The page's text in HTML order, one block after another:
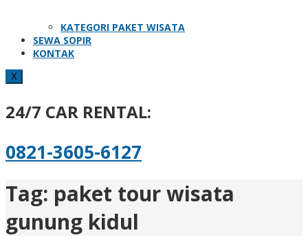
KATEGORI PAKET WISATA
SEWA SOPIR
KONTAK
X
24/7 CAR RENTAL:
0821-3605-6127
Tag: paket tour wisata
gunung kidul